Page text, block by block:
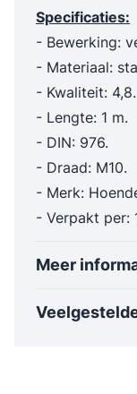
Specificaties:
- Bewerking:
- Materiaal:
- Kwaliteit: 4,8.
- Lengte: 1 m.
- DIN: 976.
- Draad: M10.
- Merk:
- Verpakt per:
Meer